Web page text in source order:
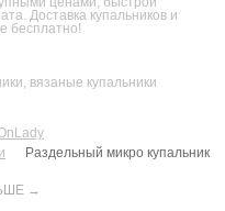
Доставка купальников и
бесплатно!
→
, вязаные купальники
Раздельный микро купальник